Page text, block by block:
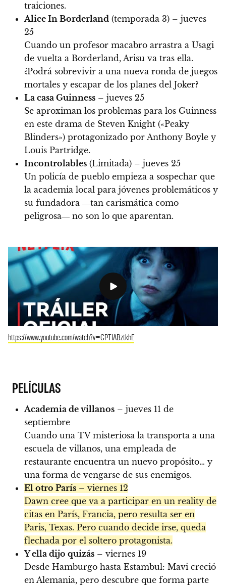
traiciones.
Alice In Borderland (temporada 3) – jueves
25
Cuando un profesor macabro arrastra a Usagi
de vuelta a Borderland, Arisu va tras ella.
¿Podrá sobrevivir a una nueva ronda de juegos
mortales y escapar de los planes del Joker?
La casa Guinness – jueves 25
Se aproximan los problemas para los Guinness
en este drama de Steven Knight («Peaky
Blinders») protagonizado por Anthony Boyle y
Louis Partridge.
Incontrolables (Limitada) – jueves 25
Un policía de pueblo empieza a sospechar que
la academia local para jóvenes problemáticos y
su fundadora ―tan carismática como
peligrosa― no son lo que aparentan.
https://www.youtube.com/watch?v=CPTIABztkhE
PELÍCULAS
Academia de villanos – jueves 11 de
septiembre
Cuando una TV misteriosa la transporta a una
escuela de villanos, una empleada de
restaurante encuentra un nuevo propósito… y
una forma de vengarse de sus enemigos.
El otro París – viernes 12
Dawn cree que va a participar en un reality de
citas en París, Francia, pero resulta ser en
Paris, Texas. Pero cuando decide irse, queda
flechada por el soltero protagonista.
Y ella dijo quizás – viernes 19
Desde Hamburgo hasta Estambul: Mavi creció
en Alemania, pero descubre que forma parte